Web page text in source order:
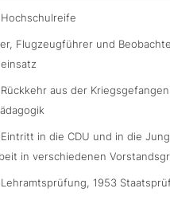
Flugzeugführer und
aus der
in die CDU und in die
in verschiedenen
1953